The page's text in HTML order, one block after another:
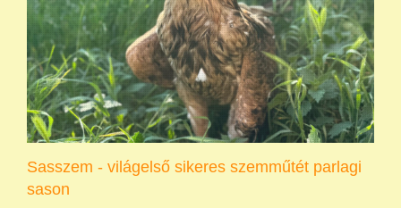
Sasszem - világelső sikeres szemműtét parlagi
sason